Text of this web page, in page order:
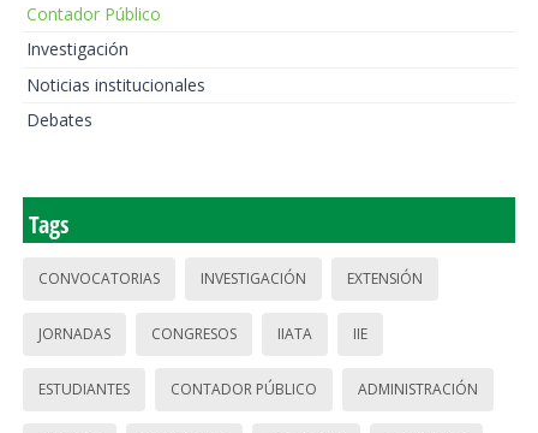
Contador Público
Investigación
Noticias institucionales
Debates
Tags
CONVOCATORIAS INVESTIGACIÓN EXTENSIÓN
JORNADAS CONGRESOS IIATA IIE
ESTUDIANTES CONTADOR PÚBLICO ADMINISTRACIÓN